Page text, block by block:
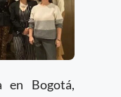
en Bogotá,